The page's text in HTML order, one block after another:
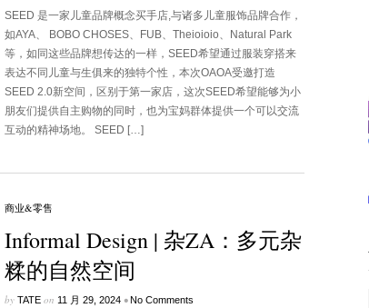
SEED 是一家儿童品牌概念买手店,与诸多儿童服饰品牌合作，
如AYA、 BOBO CHOSES、FUB、Theioioio、Natural Park
等，如同这些品牌想传达的一样，SEED希望通过服装穿搭来
表达不同儿童与生俱来的独特个性，本次OAOA受邀打造
SEED 2.0新空间，区别于第一家店，这次SEED希望能够为小
朋友们提供自主购物的同时，也为宝妈群体提供一个可以交流
互动的精神场地。 SEED […]
商业&零售
Informal Design | 杂ZA：多元杂
糅的自然空间
by TATEon 11 月 29, 2024 •No Comments